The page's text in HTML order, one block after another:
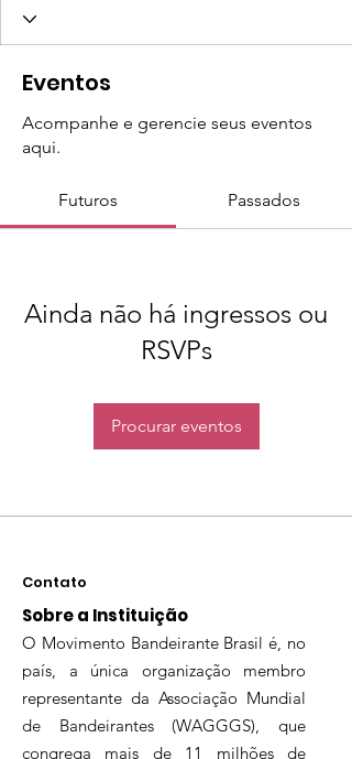
Eventos
Acompanhe e gerencie seus eventos
aqui.
Futuros Passados
Ainda não há ingressos ou
RSVPs
Procurar eventos
Contato
Sobre a Instituição
O Movimento Bandeirante Brasil é, no
país, a única organização membro
representante da Associação Mundial
de Bandeirantes (WAGGGS), que
congrega mais de 11 milhões de